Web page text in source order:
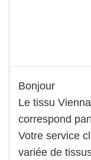
Bonjour
Le tissu
correspond
Votre service
variée de